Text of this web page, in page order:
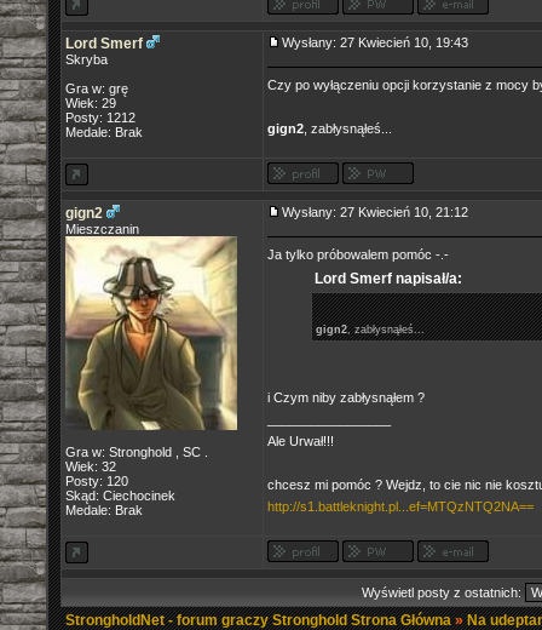
Lord Smerf
Skryba
Gra w: grę
Wiek: 29
Posty: 1212
Medale: Brak
Wysłany: 27 Kwiecień 10, 19:43
Czy po wyłączeniu opcji korzystanie z mocy
gign2, zabłysnąłeś...
gign2
Mieszczanin
Gra w: Stronghold , SC .
Wiek: 32
Posty: 120
Skąd: Ciechocinek
Medale: Brak
Wysłany: 27 Kwiecień 10, 21:12
Ja tylko próbowalem pomóc -.-
Lord Smerf napisał/a:
gign2, zabłysnąłeś...
i Czym niby zabłysnąłem ?
Ale Urwał!!!
chcesz mi pomóc ? Wejdz, to cie nic nie
http://s1.battleknight.pl...ef=MTQzNTQ2NA==
Wyświetl posty z ostatnich:
StrongholdNet - forum graczy Stronghold Strona Główna»Na